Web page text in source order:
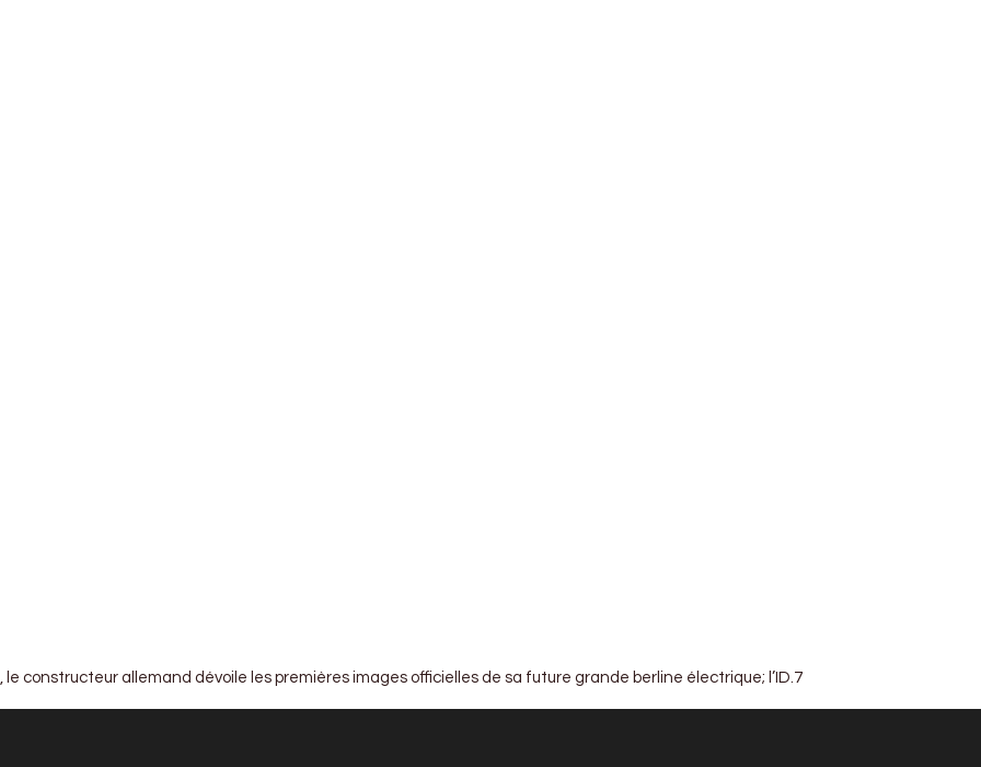
le constructeur allemand dévoile les premières images officielles de sa future grande berline électrique; l’ID.7